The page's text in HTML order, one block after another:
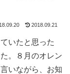
2018.09.21
いたと思った
。８月のオレン
いながら、お知